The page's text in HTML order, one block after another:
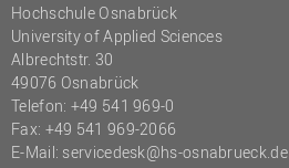
Hochschule Osnabrück
University of Applied Sciences
Albrechtstr. 30
49076 Osnabrück
Telefon: +49 541 969-0
Fax: +49 541 969-2066
E-Mail: servicedesk@hs-osnabrueck.de